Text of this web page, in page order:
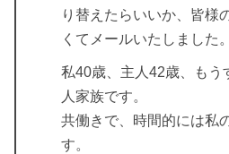
り替えたらいいか、皆様
くてメールいたしました。
私40歳、主人42歳、もう
人家族です。
共働きで、時間的には私
す。